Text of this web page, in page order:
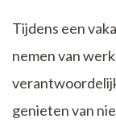
Tijdens een
nemen van
genieten van